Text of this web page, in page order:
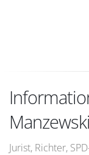
Manzewski
Jurist, Richter,